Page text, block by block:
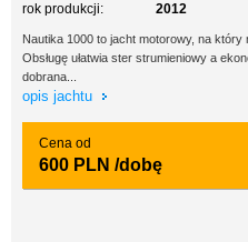
rok produkcji:
2012
Nautika 1000 to jacht motorowy, na który
Obsługę ułatwia ster strumieniowy a
dobrana...
opis jachtu
Cena od
600 PLN /dobę